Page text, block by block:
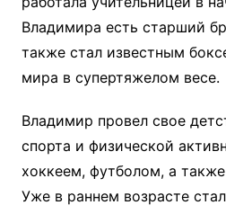
Владимира есть старший
также стал известным
мира в супертяжелом весе.
Владимир провел свое
спорта и физической
хоккеем, футболом, а
Уже в раннем возрасте